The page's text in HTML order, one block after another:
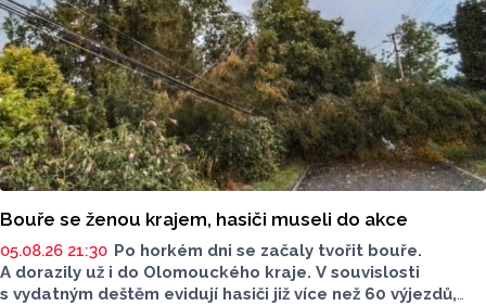
Bouře se ženou krajem, hasiči museli do akce
05.08.26 21:30 Po horkém dni se začaly tvořit bouře.
A dorazily už i do Olomouckého kraje. V souvislosti
s vydatným deštěm evidují hasiči již více než 60 výjezdů,